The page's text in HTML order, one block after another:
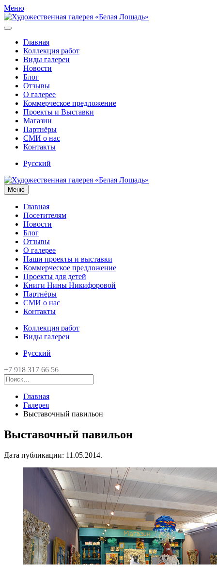
Меню
Главная
Коллекция работ
Виды галереи
Новости
Блог
Отзывы
О галерее
Коммерческое предложение
Проекты и Выставки
Магазин
Партнёры
СМИ о нас
Контакты
Русский
Меню
Главная
Посетителям
Новости
Блог
Отзывы
О галерее
Наши проекты и выставки
Коммерческое предложение
Проекты для детей
Книги Нины Никифоровой
Партнёры
СМИ о нас
Контакты
Коллекция работ
Виды галереи
Русский
+7 918 317 66 56
Главная
Галерея
Выставочный павильон
Выставочный павильон
Дата публикации: 11.05.2014.